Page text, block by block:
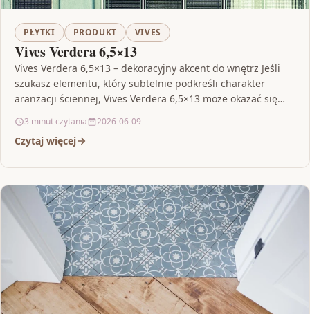
PŁYTKI PRODUKT VIVES
Vives Verdera 6,5×13
Vives Verdera 6,5×13 – dekoracyjny akcent do wnętrz Jeśli
szukasz elementu, który subtelnie podkreśli charakter
aranżacji ściennej, Vives Verdera 6,5×13 może okazać się
3 minut czytania 2026-06-09
Czytaj więcej